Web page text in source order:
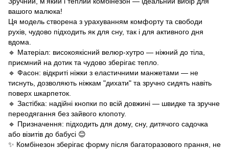
вашого малюка!
Ця модель створена з урахуванням комфорту та свободи
рухів, чудово підходить як для сну, так і для активного дня
вдома.
🔹 Матеріал: високоякісний велюр-хутро — ніжний до тіла,
приємний на дотик та чудово зберігає тепло.
🔹 Фасон: відкриті ніжки з еластичними манжетами — не
тиснуть, дозволяють ніжкам "дихати" та зручно сидять навіть
поверх шкарпеток.
🔹 Застібка: надійні кнопки по всій довжині — швидке та зручне
переодягання без зайвого клопоту.
🔹 Призначення: підходить для дому, сну, дитячого садочка
або візитів до бабусі 😊
✨ Комбінезон зберігає форму після багаторазового прання, не